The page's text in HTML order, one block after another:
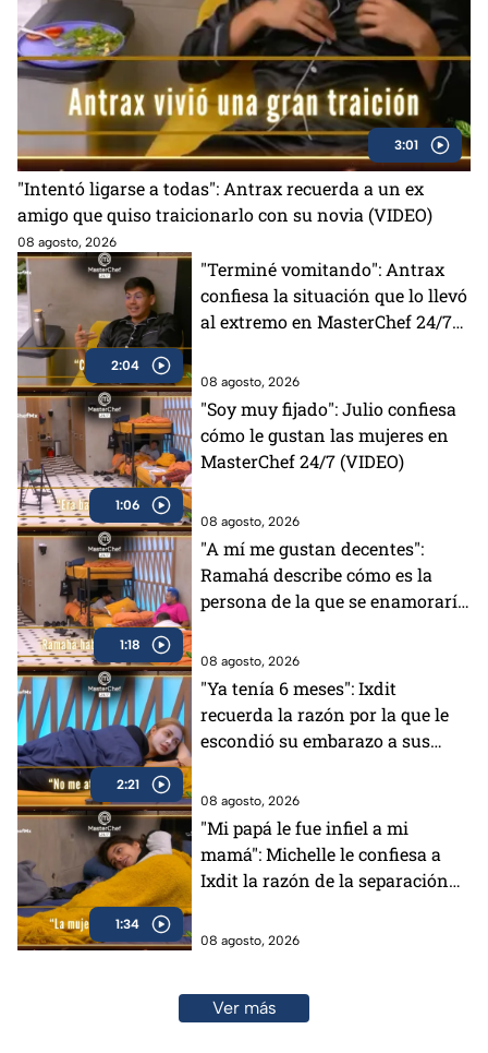
3:01
"Intentó ligarse a todas": Antrax recuerda a un ex
amigo que quiso traicionarlo con su novia (VIDEO)
08 agosto, 2026
2:04
"Terminé vomitando": Antrax
confiesa la situación que lo llevó
al extremo en MasterChef 24/7
08 agosto, 2026
1:06
"Soy muy fijado": Julio confiesa
cómo le gustan las mujeres en
MasterChef 24/7 (VIDEO)
08 agosto, 2026
1:18
"A mí me gustan decentes":
Ramahá describe cómo es la
persona de la que se enamoraría
08 agosto, 2026
2:21
"Ya tenía 6 meses": Ixdit
recuerda la razón por la que le
escondió su embarazo a sus
(VIDEO)
08 agosto, 2026
1:34
"Mi papá le fue infiel a mi
mamá": Michelle le confiesa a
Ixdit la razón de la separación
24/7 (VIDEO)
08 agosto, 2026
Ver más